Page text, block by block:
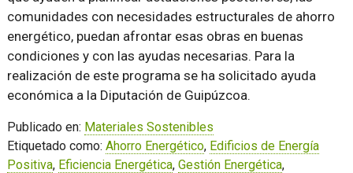
comunidades con necesidades estructurales de ahorro
energético, puedan afrontar esas obras en buenas
condiciones y con las ayudas necesarias. Para la
realización de este programa se ha solicitado ayuda
económica a la Diputación de Guipúzcoa.
Publicado en: Materiales Sostenibles
Etiquetado como: Ahorro Energético, Edificios de Energía
Positiva, Eficiencia Energética, Gestión Energética,